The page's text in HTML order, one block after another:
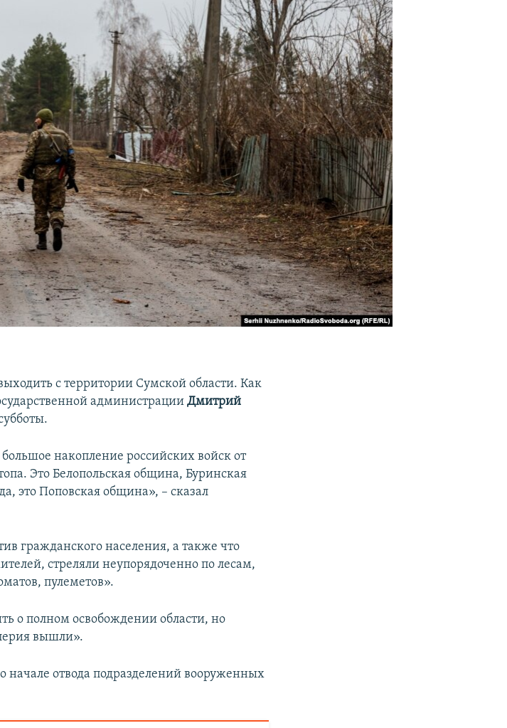
с территории Сумской области. Как
администрацииДмитрий
накопление российских войск от
Это Белопольская община, Буринская
это Поповская община», – сказал
гражданского населения, а также что
стреляли неупорядоченно по лесам,
пулеметов».
о полном освобождении области, но
вышли».
начале отвода подразделений вооруженных